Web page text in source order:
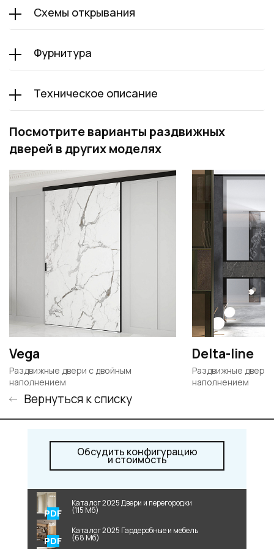
Схемы открывания
Фурнитура
Техническое описание
Посмотрите варианты раздвижных
дверей в других моделях
Vega
Раздвижные двери c двойным
наполнением
Delta-line
Раздвижные двери
наполнением
Вернуться к списку
Обсудить конфигурацию
и стоимость
Каталог 2025 Двери и перегородки
(115 Мб)
Каталог 2025 Гардеробные и мебель
(68 Мб)